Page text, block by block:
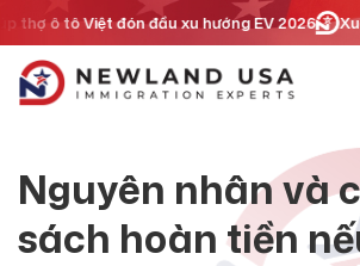
dung
tô Việt đón đầu xu hướng EV 2026 Xuất
Nguyên nhân và
sách hoàn tiền